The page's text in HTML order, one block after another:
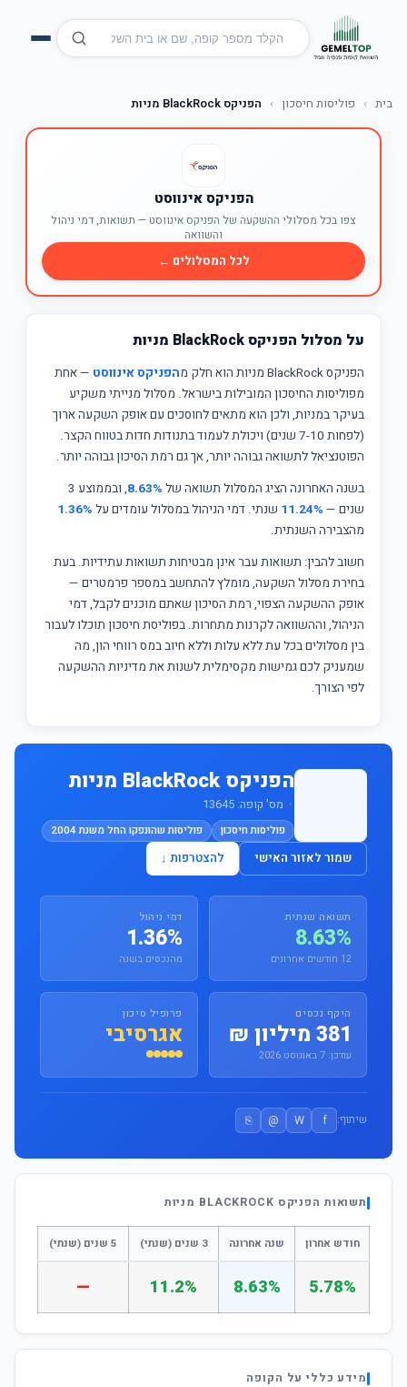
בית › פוליסות חיסכון › הפניקס BlackRock מניות
הפניקס אינווסט
צפו בכל מסלולי ההשקעה של הפניקס אינווסט — תשואות, דמי ניהול
והשוואה
לכל המסלולים ←
על מסלול הפניקס BlackRock מניות
הפניקס BlackRock מניות הוא חלק מ הפניקס אינווסט — אחת
מפוליסות החיסכון המובילות בישראל. מסלול מנייתי משקיע
בעיקר במניות, ולכן הוא מתאים לחוסכים עם אופק השקעה ארוך
(לפחות 7-10 שנים) ויכולת לעמוד בתנודות חדות בטווח הקצר.
הפוטנציאל לתשואה גבוהה יותר, אך גם רמת הסיכון גבוהה יותר.
בשנה האחרונה הציג המסלול תשואה של 8.63%
, ובממוצע 3
שנים — 11.24% שנתי. דמי הניהול במסלול עומדים על 1.36%
מהצבירה השנתית.
חשוב להבין: תשואות עבר אינן מבטיחות תשואות עתידיות. בעת
בחירת מסלול השקעה, מומלץ להתחשב במספר פרמטרים —
אופק ההשקעה הצפוי, רמת הסיכון שאתם מוכנים לקבל, דמי
הניהול, וההשוואה לקרנות מתחרות. בפוליסת חיסכון תוכלו לעבור
בין מסלולים בכל עת ללא עלות וללא חיוב במס רווחי הון, מה
שמעניק לכם גמישות מקסימלית לשנות את מדיניות ההשקעה
לפי הצורך.
הפניקס BlackRock מניות
· מס' קופה: 13645
פוליסות חיסכון פוליסות שהונפקו החל משנת 2004
שמור לאזור האישי להצטרפות ↓
תשואה שנתית
8.63%
12 חודשים אחרונים
דמי ניהול
1.36%
מהנכסים בשנה
היקף נכסים
381 מיליון ₪
עודכן: 7 באוגוסט 2026
פרופיל סיכון
אגרסיבי
שיתוף: f
W
@
⎘
תשואות הפניקס BLACKROCK מניות
חודש אחרון שנה אחרונה 3 שנים (שנתי) 5 שנים (שנתי)
5.78%
8.63%
11.2%
—
מידע כללי על הקופה